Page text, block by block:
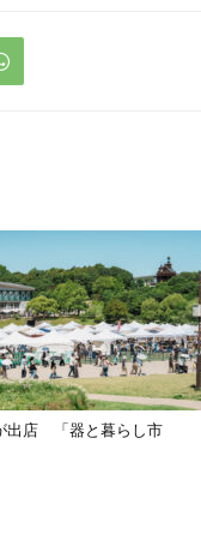
出店 「器と暮らし市